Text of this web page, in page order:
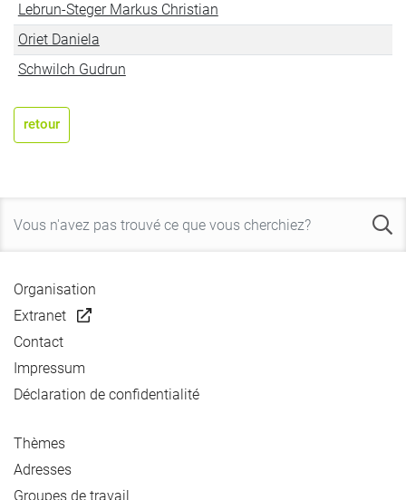
Lebrun-Steger Markus Christian
Oriet Daniela
Schwilch Gudrun
retour
Organisation
Extranet
Contact
Impressum
Déclaration de confidentialité
Thèmes
Adresses
Groupes de travail